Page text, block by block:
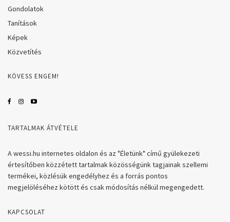
Gondolatok
Tanítások
Képek
Közvetítés
KÖVESS ENGEM!
TARTALMAK ÁTVÉTELE
A wessi.hu internetes oldalon és az "Életünk" című gyülekezeti
értesítőben közzétett tartalmak közösségünk tagjainak szellemi
termékei, közlésük engedélyhez és a forrás pontos
megjelöléséhez kötött és csak módosítás nélkül megengedett.
KAPCSOLAT